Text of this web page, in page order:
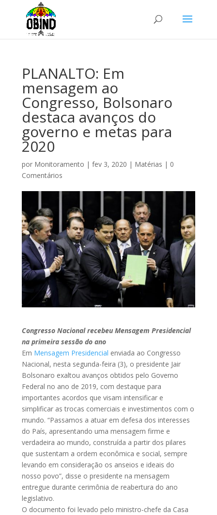
PLANALTO: Em
mensagem ao
Congresso, Bolsonaro
destaca avanços do
governo e metas para
2020
por Monitoramento | fev 3, 2020 | Matérias | 0
Comentários
Congresso Nacional recebeu Mensagem Presidencial
na primeira sessão do ano
Em Mensagem Presidencial enviada ao Congresso
Nacional, nesta segunda-feira (3), o presidente Jair
Bolsonaro exaltou avanços obtidos pelo Governo
Federal no ano de 2019, com destaque para
importantes acordos que visam intensificar e
simplificar as trocas comerciais e investimentos com o
mundo. “Passamos a atuar em defesa dos interesses
do País, apresentando uma mensagem firme e
verdadeira ao mundo, construída a partir dos pilares
que sustentam a ordem econômica e social, sempre
levando em consideração os anseios e ideais do
nosso povo”, disse o presidente na mensagem
entregue durante cerimônia de reabertura do ano
legislativo.
O documento foi levado pelo ministro-chefe da Casa